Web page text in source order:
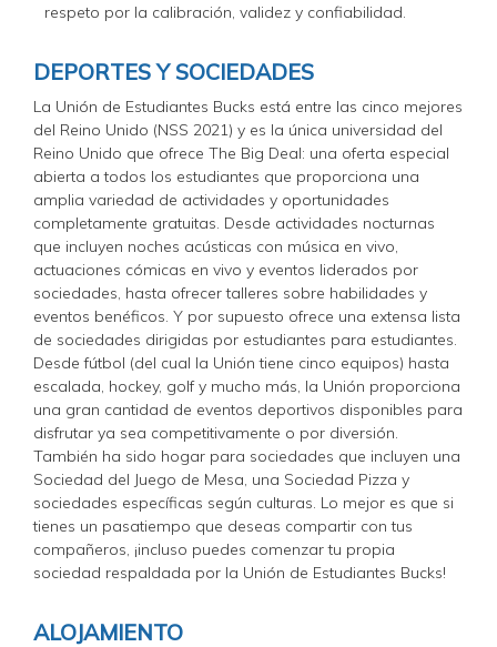
respeto por la calibración, validez y confiabilidad.
DEPORTES Y SOCIEDADES
La Unión de Estudiantes Bucks está entre las cinco mejores
del Reino Unido (NSS 2021) y es la única universidad del
Reino Unido que ofrece The Big Deal: una oferta especial
abierta a todos los estudiantes que proporciona una
amplia variedad de actividades y oportunidades
completamente gratuitas. Desde actividades nocturnas
que incluyen noches acústicas con música en vivo,
actuaciones cómicas en vivo y eventos liderados por
sociedades, hasta ofrecer talleres sobre habilidades y
eventos benéficos. Y por supuesto ofrece una extensa lista
de sociedades dirigidas por estudiantes para estudiantes.
Desde fútbol (del cual la Unión tiene cinco equipos) hasta
escalada, hockey, golf y mucho más, la Unión proporciona
una gran cantidad de eventos deportivos disponibles para
disfrutar ya sea competitivamente o por diversión.
También ha sido hogar para sociedades que incluyen una
Sociedad del Juego de Mesa, una Sociedad Pizza y
sociedades específicas según culturas. Lo mejor es que si
tienes un pasatiempo que deseas compartir con tus
compañeros, ¡incluso puedes comenzar tu propia
sociedad respaldada por la Unión de Estudiantes Bucks!
ALOJAMIENTO